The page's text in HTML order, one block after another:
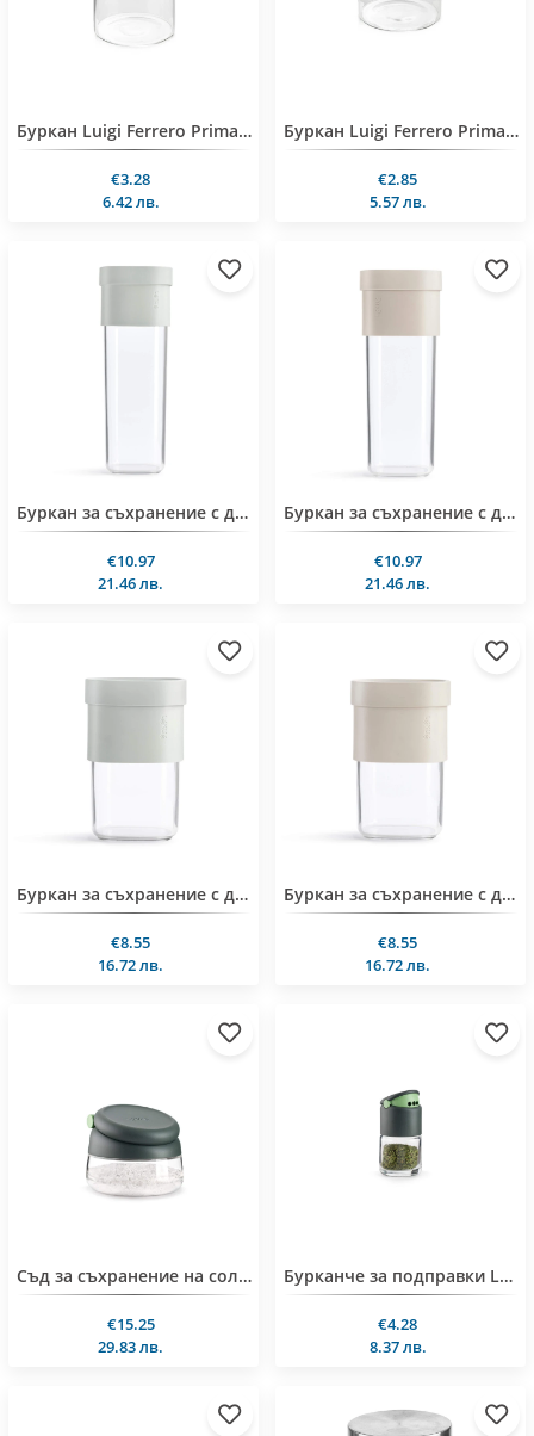
Буркан Luigi Ferrero Prima FR-4570 PG 700ml
€3.28
6.42 лв.
Буркан Luigi Ferrero Prima FR-4435 PG 350ml
€2.85
5.57 лв.
Буркан за съхранение с допълнителна приставка Lekue Green, 1.35-1.6L
€10.97
21.46 лв.
Буркан за съхранение с допълнителна приставка Lekue Beige, 1.35-1.6L
€10.97
21.46 лв.
Буркан за съхранение с допълнителна приставка Lekue Green, 600-850ml
€8.55
16.72 лв.
Буркан за съхранение с допълнителна приставка Lekue Beige, 600-850ml
€8.55
16.72 лв.
Съд за съхранение на сол/захар Lekue Ø12.4xH10.1cm, с лъжичка
€15.25
29.83 лв.
Бурканче за подправки Lekue Ø5.2xH9.2cm
€4.28
8.37 лв.